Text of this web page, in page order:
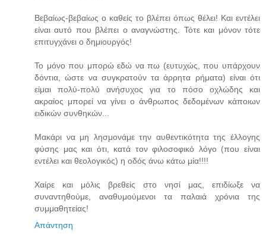
Βεβαίως-βεβαίως ο καθείς το βλέπει όπως θέλει! Και εντέλει
είναι αυτό που βλέπει ο αναγνώστης. Τότε και μόνον τότε
επιτυγχάνει ο δημιουργός!
Το μόνο που μπορώ εδώ να πω (ευτυχώς, που υπάρχουν
δόντια, ώστε να συγκρατούν τα άρρητα ρήματα) είναι ότι
είμαι πολύ-πολύ ανήσυχος για το πόσο οχλώδης και
ακραίος μπορεί να γίνει ο άνθρωπος δεδομένων κάποιων
ειδικών συνθηκών...
Μακάρι να μη λησμονάμε την αυθεντικότητα της έλλογης
φύσης μας και ότι, κατά τον φιλοσοφικό λόγο (που είναι
εντέλει και θεολογικός) η οδός άνω κάτω μία!!!!
Χαίρε και μόλις βρεθείς στο νησί μας, επιδίωξε να
συναντηθούμε, αναθυμούμενοι τα παλαιά χρόνια της
συμμαθητείας!
Απάντηση